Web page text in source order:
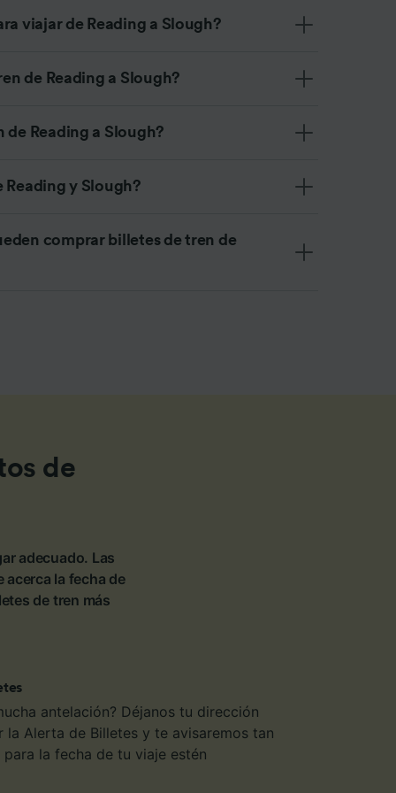
viajar de Reading a Slough?
de Reading a Slough?
Reading a Slough?
Reading y Slough?
comprar billetes de tren de
de
adecuado. Las
acerca la fecha de
de tren más
antelación? Déjanos tu dirección
Alerta de Billetes y te avisaremos tan
la fecha de tu viaje estén